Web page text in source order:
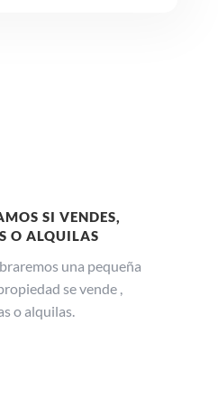
SI VENDES,
O ALQUILAS
una pequeña
se vende ,
o alquilas.